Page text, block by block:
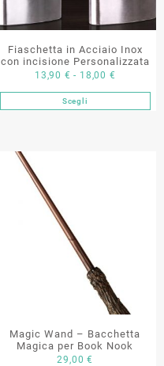
Fiaschetta in Acciaio Inox
con incisione Personalizzata
13,90 € - 18,00 €
di
prezzo:
ScegliQuesto
essere
scelte
nella
pagina
Magic Wand – Bacchetta
Magica per Book Nook
29,00€